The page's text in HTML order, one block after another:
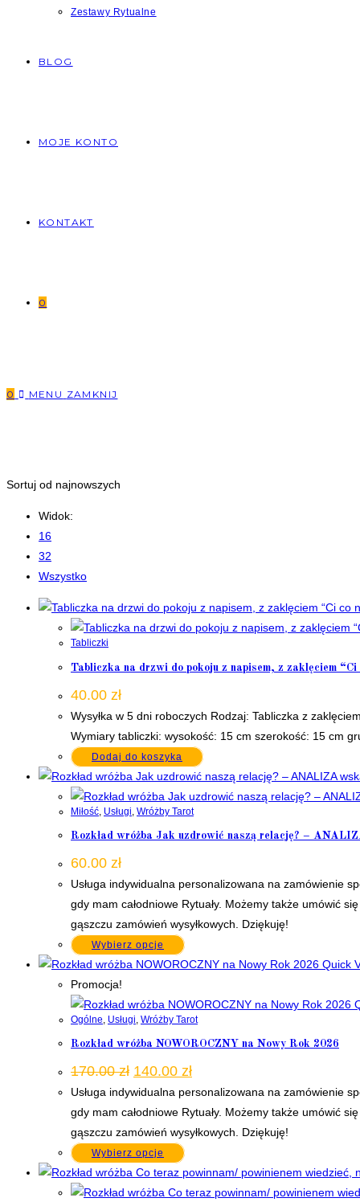
Zestawy Rytualne
BLOG
MOJE KONTO
KONTAKT
0
0 MENU ZAMKNIJ
Sortuj od najnowszych
Widok:
16
32
Wszystko
Tabliczki
Tabliczka na drzwi do pokoju z napisem, z zaklęciem
40.00 zł
Wysyłka w 5 dni roboczych Rodzaj: Tabliczka z
Wymiary tabliczki: wysokość: 15 cm szerokość: 15 cm
Dodaj do koszyka
Miłość Usługi Wróżby Tarot
Rozkład wróżba Jak uzdrowić naszą relację? –
60.00 zł
Usługa indywidualna personalizowana na zamówienie
gdy mam całodniowe Rytuały. Możemy także umówić
gąszczu zamówień wysyłkowych. Dziękuję!
Wybierz opcje
Quick
Promocja!
Ogólne Usługi Wróżby Tarot
Rozkład wróżba NOWOROCZNY na Nowy Rok 2026
170.00zł Pierwotna
wynosiła:
170.00 zł.
140.00 złAktualna
wynosi:
140.00 zł.
Usługa indywidualna personalizowana na zamówienie
gdy mam całodniowe Rytuały. Możemy także umówić
gąszczu zamówień wysyłkowych. Dziękuję!
Wybierz opcje